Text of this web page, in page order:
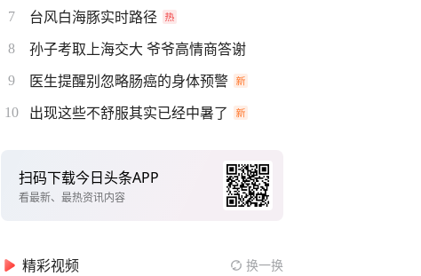
7 台风白海豚实时路径
8 孙子考取上海交大 爷爷高情商答谢
9 医生提醒别忽略肠癌的身体预警
10 出现这些不舒服其实已经中暑了
扫码下载今日头条APP
看最新、最热资讯内容
精彩视频 换一换